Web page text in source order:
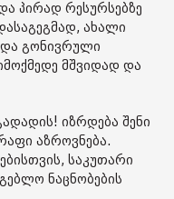
პირად რესურსებზე
ახალი
და გონივრული
მშვიდად და
იზრდება შენი
აზროვნება.
საკუთარი
ნაცნობების